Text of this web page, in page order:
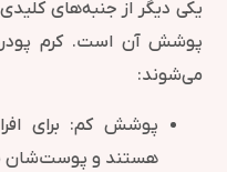
یکی دیگر از جنبه‌های کلیدی
پوشش آن است. کرم
می‌شوند:
پوشش کم: برای
هستند و پوست‌شان